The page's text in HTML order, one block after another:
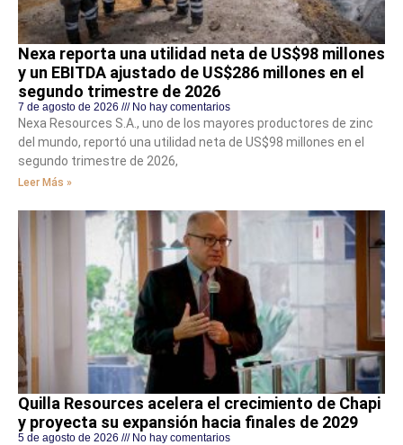
Nexa reporta una utilidad neta de US$98 millones
y un EBITDA ajustado de US$286 millones en el
segundo trimestre de 2026
7 de agosto de 2026 No hay comentarios
Nexa Resources S.A., uno de los mayores productores de zinc
del mundo, reportó una utilidad neta de US$98 millones en el
segundo trimestre de 2026,
Leer Más »
Quilla Resources acelera el crecimiento de Chapi
y proyecta su expansión hacia finales de 2029
5 de agosto de 2026 No hay comentarios